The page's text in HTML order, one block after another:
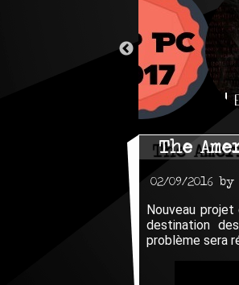
The
02/09/2016
Nouveau projet
destination
problème sera